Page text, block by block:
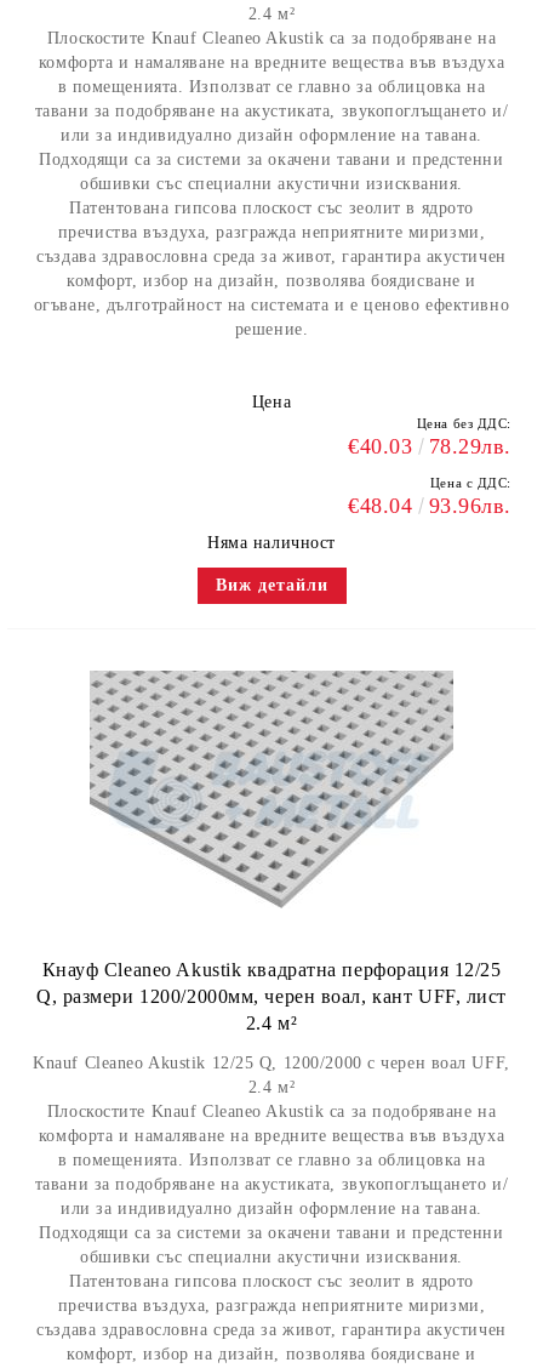
2.4 м²
Плоскостите Knauf Cleaneo Akustik са за подобряване на
комфорта и намаляване на вредните вещества във въздуха
в помещенията. Използват се главно за облицовка на
тавани за подобряване на акустиката, звукопоглъщането и/
или за индивидуално дизайн оформление на тавана.
Подходящи са за системи за окачени тавани и предстенни
обшивки със специални акустични изисквания.
Патентована гипсова плоскост със зеолит в ядрото
пречиства въздуха, разгражда неприятните миризми,
създава здравословна среда за живот, гарантира акустичен
комфорт, избор на дизайн, позволява боядисване и
огъване, дълготрайност на системата и е ценово ефективно
решение.
Цена
Цена без ДДС:
€40.03 78.29лв.
Цена с ДДС:
€48.04 93.96лв.
Няма наличност
Виж детайли
Кнауф Cleaneo Akustik квадратна перфорация 12/25
Q, размери 1200/2000мм, черен воал, кант UFF, лист
2.4 м²
Knauf Cleaneo Akustik 12/25 Q, 1200/2000 с черен воал UFF,
2.4 м²
Плоскостите Knauf Cleaneo Akustik са за подобряване на
комфорта и намаляване на вредните вещества във въздуха
в помещенията. Използват се главно за облицовка на
тавани за подобряване на акустиката, звукопоглъщането и/
или за индивидуално дизайн оформление на тавана.
Подходящи са за системи за окачени тавани и предстенни
обшивки със специални акустични изисквания.
Патентована гипсова плоскост със зеолит в ядрото
пречиства въздуха, разгражда неприятните миризми,
създава здравословна среда за живот, гарантира акустичен
комфорт, избор на дизайн, позволява боядисване и